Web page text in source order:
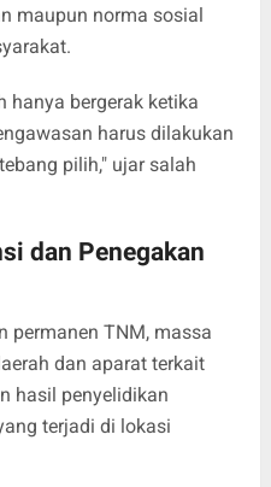
maupun norma sosial
hanya bergerak ketika
harus dilakukan
pilih," ujar salah
dan Penegakan
permanen TNM, massa
dan aparat terkait
hasil penyelidikan
terjadi di lokasi